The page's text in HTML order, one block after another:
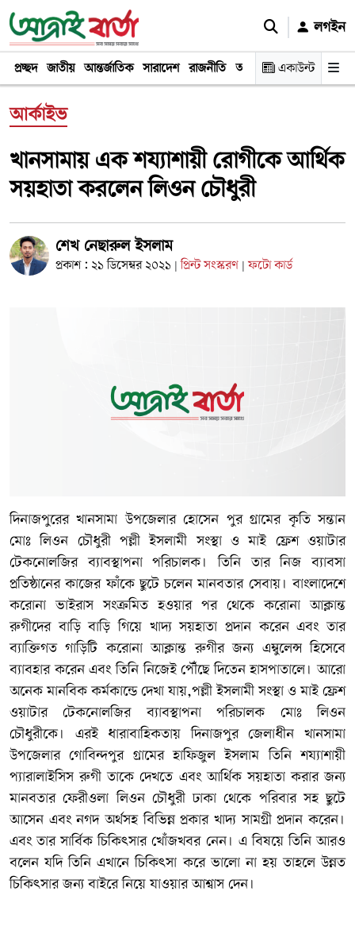
লগইন
প্রচ্ছদ জাতীয় আন্তর্জাতিক সারাদেশ রাজনীতি অর্থনীতি খেলা বিনোদন
একাউন্ট
আর্কাইভ
খানসামায় এক শয্যাশায়ী রোগীকে আর্থিক
সয়হাতা করলেন লিওন চৌধুরী
শেখ নেছারুল ইসলাম
প্রকাশ : ২১ ডিসেম্বর ২০২১ | প্রিন্ট সংস্করণ | ফটো কার্ড
দিনাজপুরের খানসামা উপজেলার হোসেন পুর গ্রামের কৃতি সন্তান
মোঃ লিওন চৌধুরী পল্লী ইসলামী সংস্থা ও মাই ফ্রেশ ওয়াটার
টেকনোলজির ব্যাবস্থাপনা পরিচালক। তিনি তার নিজ ব্যাবসা
প্রতিষ্ঠানের কাজের ফাঁকে ছুটে চলেন মানবতার সেবায়। বাংলাদেশে
করোনা ভাইরাস সংক্রমিত হওয়ার পর থেকে করোনা আক্লান্ত
রুগীদের বাড়ি বাড়ি গিয়ে খাদ্য সয়হাতা প্রদান করেন এবং তার
ব্যাক্তিগত গাড়িটি করোনা আক্লান্ত রুগীর জন্য এম্বুলেন্স হিসেবে
ব্যাবহার করেন এবং তিনি নিজেই পৌঁছে দিতেন হাসপাতালে। আরো
অনেক মানবিক কর্মকান্ডে দেখা যায়,পল্লী ইসলামী সংস্থা ও মাই ফ্রেশ
ওয়াটার টেকনোলজির ব্যাবস্থাপনা পরিচালক মোঃ লিওন
চৌধুরীকে। এরই ধারাবাহিকতায় দিনাজপুর জেলাধীন খানসামা
উপজেলার গোবিন্দপুর গ্রামের হাফিজুল ইসলাম তিনি শয্যাশায়ী
প্যারালাইসিস রুগী তাকে দেখতে এবং আর্থিক সয়হাতা করার জন্য
মানবতার ফেরীওলা লিওন চৌধুরী ঢাকা থেকে পরিবার সহ ছুটে
আসেন এবং নগদ অর্থসহ বিভিন্ন প্রকার খাদ্য সামগ্রী প্রদান করেন।
এবং তার সার্বিক চিকিৎসার খোঁজখবর নেন। এ বিষয়ে তিনি আরও
বলেন যদি তিনি এখানে চিকিৎসা করে ভালো না হয় তাহলে উন্নত
চিকিৎসার জন্য বাইরে নিয়ে যাওয়ার আশ্বাস দেন।